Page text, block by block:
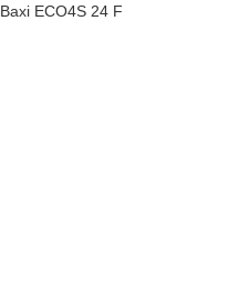
Baxi ECO4S 24 F